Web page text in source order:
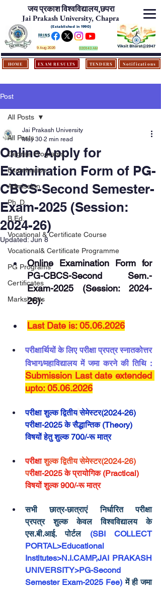
जय प्रकाश विश्‍वविद्यालय,छपरा
Jai Prakash University, Chapra
(Established in 1990)
9 Aug 2026 02:01:43 AM
HOME EXAM RESULTS TENDERS Notifications
Post
All Posts
Degree Programs
Examination
Admission
Ph. D.
B.Ed.
Vocational & Certificate Course
Vocational& Certificate Programme
PG Programs
Certificates
Marksheets
All Posts
Online Apply for
Examination Form of PG-
CBCS-Second Semester-
Exam-2025 (Session:
2024-26)
Jai Prakash University
May 30 2 min read
Updated:Jun 8
Online Examination Form for
PG-CBCS-Second Sem.-
Exam-2025 (Session: 2024-
26):
Last Date is: 05.06.2026
परीक्षार्थियों के लिए परीक्षा प्रपत्र स्नातकोत्तर
विभाग/महाविद्यालय में जमा करने की तिथि :
Submission Last date extended
upto: 05.06.2026
परीक्षा शुल्क द्वितीय सेमेस्टर(2024-26)
परीक्षा-2025 के सैद्धान्तिक (Theory)
विषयों हेतु शुल्क 700/-रू मात्र
परीक्षा शुल्क द्वितीय सेमेस्टर(2024-26)
परीक्षा-2025 के प्रायोगिक (Practical)
विषयों शुल्क 900/-रू मात्र
सभी छात्र-छात्राएं निर्धारित परीक्षा
प्रपत्र शुल्क केवल विश्वविद्यालय के
एस.बी.आई. पोर्टल (SBI COLLECT
PORTAL>Educational
Institutes>N.I.CAMP,JAI PRAKASH
UNIVERSITY>PG-Second
Semester Exam-2025 Fee) में ही जमा